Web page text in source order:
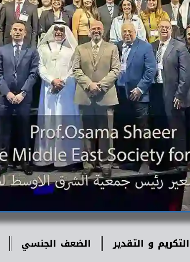
التكريم و التقدير الضعف الجنسي